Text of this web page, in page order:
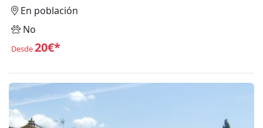
En población
No
Desde20€*